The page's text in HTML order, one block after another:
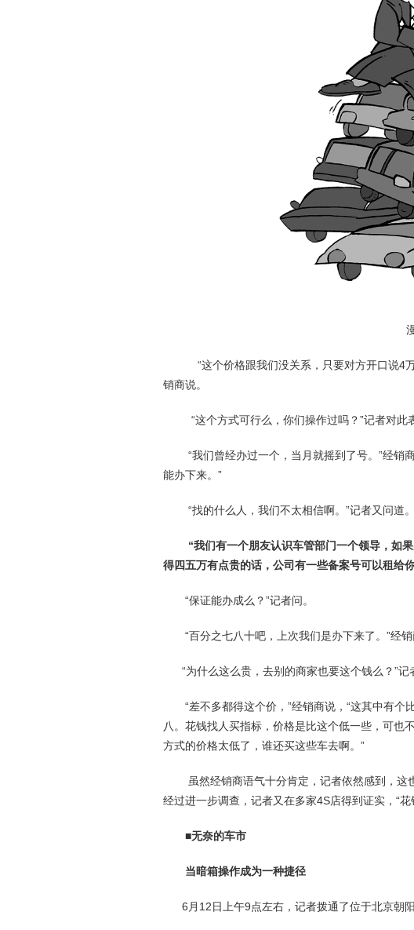
“这个价格跟我们没关系，只要对方开口说4万
销商说。
“这个方式可行么，你们操作过吗？”记者对此表
“我们曾经办过一个，当月就摇到了号。”经销
能办下来。”
“找的什么人，我们不太相信啊。”记者又问道。
“我们有一个朋友认识车管部门一个领导，如
得四五万有点贵的话，公司有一些备案号可以租给
“保证能办成么？”记者问。
“百分之七八十吧，上次我们是办下来了。”经销
“为什么这么贵，去别的商家也要这个钱么？”记
“差不多都得这个价，”经销商说，“这其中有个
八。花钱找人买指标，价格是比这个低一些，可也
方式的价格太低了，谁还买这些车去啊。”
虽然经销商语气十分肯定，记者依然感到，这
经过进一步调查，记者又在多家4S店得到证实，“花
■无奈的车市
当暗箱操作成为一种捷径
6月12日上午9点左右，记者拨通了位于北京朝阳